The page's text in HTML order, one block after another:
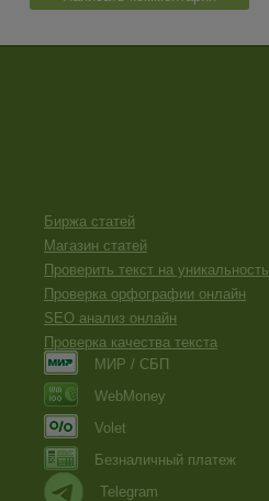
Биржа статей
Магазин статей
Проверить текст на уникальность
Проверка орфографии онлайн
SEO анализ онлайн
Проверка качества текста
МИР / СБП
WebMoney
Volet
Безналичный платеж
Telegram